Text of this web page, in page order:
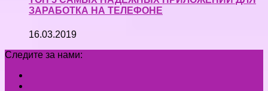
ЗАРАБОТКА НА ТЕЛЕФОНЕ
16.03.2019
Следите за нами: